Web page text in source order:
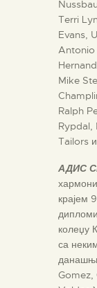
Terri
Evans,
Antonio
Mike
Ralph
Rypdal,
Tailors
АДИС
крајем
колеџу
са
Gomez,